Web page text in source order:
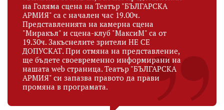
на Голяма сцена на Театър "БЪЛГАРСКА
АРМИЯ" са с начален час 19.00ч.
Представленията на камерна сцена
"Миракъл" и сцена-клуб "МаксиМ" са от
19.30ч. Закъснелите зрители НЕ СЕ
ДОПУСКАТ. При отмяна на представление,
ще бъдете своевременно информирани на
нашата web страница. Театър "БЪЛГАРСКА
АРМИЯ" си запазва правото да прави
промяна в програмата.